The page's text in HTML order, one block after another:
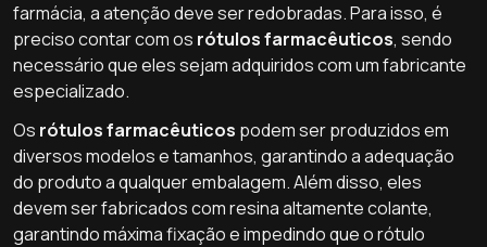
farmácia, a atenção deve ser redobradas. Para isso, é
preciso contar com os rótulos farmacêuticos, sendo
necessário que eles sejam adquiridos com um fabricante
especializado.
Os rótulos farmacêuticos podem ser produzidos em
diversos modelos e tamanhos, garantindo a adequação
do produto a qualquer embalagem. Além disso, eles
devem ser fabricados com resina altamente colante,
garantindo máxima fixação e impedindo que o rótulo